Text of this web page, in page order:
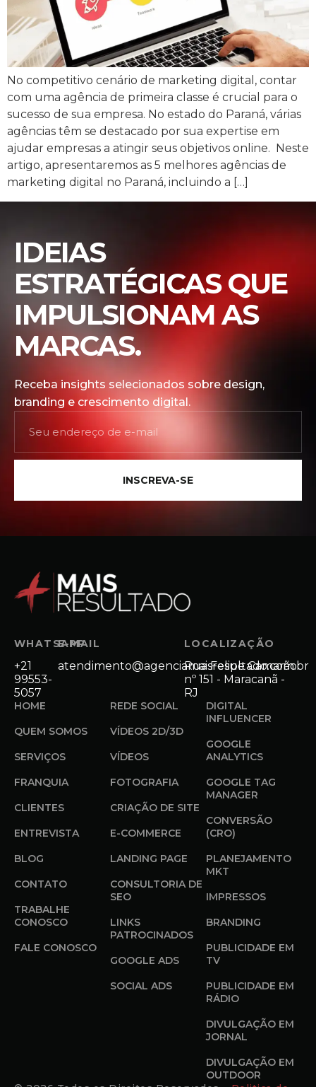
No competitivo cenário de marketing digital, contar
com uma agência de primeira classe é crucial para o
sucesso de sua empresa. No estado do Paraná, várias
agências têm se destacado por sua expertise em
ajudar empresas a atingir seus objetivos online. Neste
artigo, apresentaremos as 5 melhores agências de
marketing digital no Paraná, incluindo a […]
IDEIAS
ESTRATÉGICAS QUE
IMPULSIONAM AS
MARCAS.
Receba insights selecionados sobre design,
branding e crescimento digital.
INSCREVA-SE
WHATSAPP
+21
99553-
5057
E-MAIL
atendimento@agenciamaisresultado.com.br
LOCALIZAÇÃO
Rua Felipe Camarão
nº 151 - Maracanã -
RJ
HOME
QUEM SOMOS
SERVIÇOS
FRANQUIA
CLIENTES
ENTREVISTA
BLOG
CONTATO
TRABALHE
CONOSCO
FALE CONOSCO
REDE SOCIAL
VÍDEOS 2D/3D
VÍDEOS
FOTOGRAFIA
CRIAÇÃO DE SITE
E-COMMERCE
LANDING PAGE
CONSULTORIA DE
SEO
LINKS
PATROCINADOS
GOOGLE ADS
SOCIAL ADS
DIGITAL
INFLUENCER
GOOGLE
ANALYTICS
GOOGLE TAG
MANAGER
CONVERSÃO
(CRO)
PLANEJAMENTO
MKT
IMPRESSOS
BRANDING
PUBLICIDADE EM
TV
PUBLICIDADE EM
RÁDIO
DIVULGAÇÃO EM
JORNAL
DIVULGAÇÃO EM
OUTDOOR